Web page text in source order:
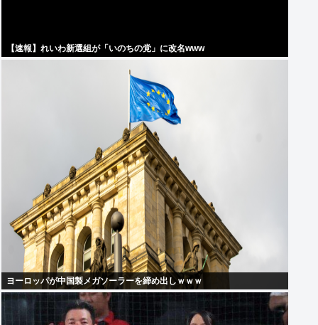
【速報】れいわ新選組が「いのちの党」に改名www
ヨーロッパが中国製メガソーラーを締め出しｗｗｗ